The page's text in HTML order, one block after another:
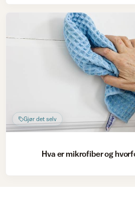
Gjør det selv
Hva er mikrofiber og